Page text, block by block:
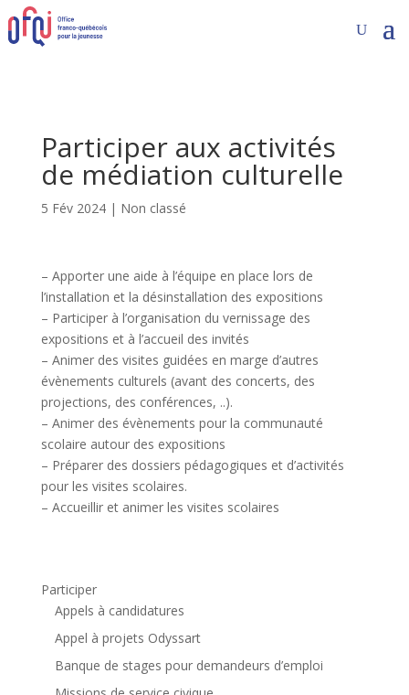
Participer aux activités
de médiation culturelle
5 Fév 2024| Non classé
– Apporter une aide à l’équipe en place lors de
l’installation et la désinstallation des expositions
– Participer à l’organisation du vernissage des
expositions et à l’accueil des invités
– Animer des visites guidées en marge d’autres
évènements culturels (avant des concerts, des
projections, des conférences, ..).
– Animer des évènements pour la communauté
scolaire autour des expositions
– Préparer des dossiers pédagogiques et d’activités
pour les visites scolaires.
– Accueillir et animer les visites scolaires
Participer
Appels à candidatures
Appel à projets Odyssart
Banque de stages pour demandeurs d’emploi